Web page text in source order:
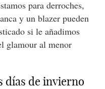
para derroches,
y un blazer pueden
si le añadimos
glamour al menor
días de invierno